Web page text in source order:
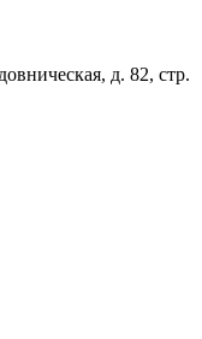
д. 82, стр.